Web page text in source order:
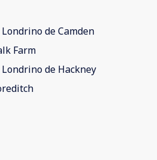
de Camden
Farm
de Hackney